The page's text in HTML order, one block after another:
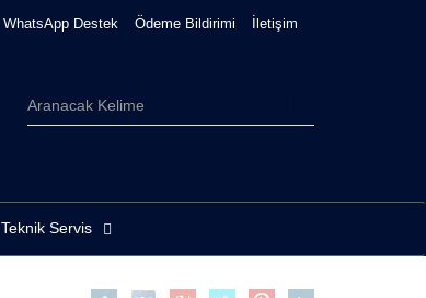
WhatsApp Destek Ödeme Bildirimi İletişim
Teknik Servis